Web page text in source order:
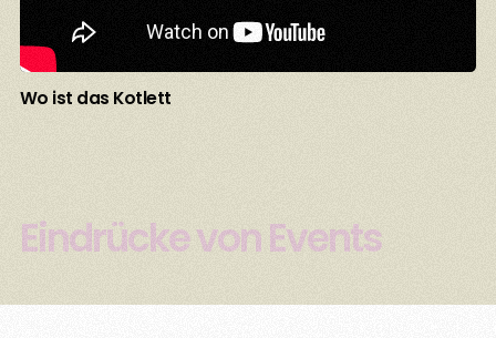
Wo ist das Kotlett
Eindrücke von Events